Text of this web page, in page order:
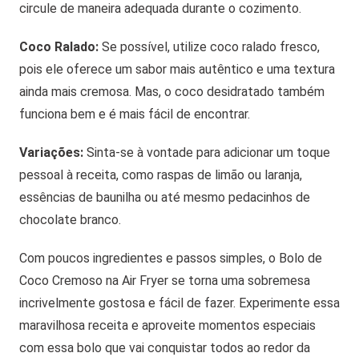
circule de maneira adequada durante o cozimento.
Coco Ralado: Se possível, utilize coco ralado fresco,
pois ele oferece um sabor mais autêntico e uma textura
ainda mais cremosa. Mas, o coco desidratado também
funciona bem e é mais fácil de encontrar.
Variações: Sinta-se à vontade para adicionar um toque
pessoal à receita, como raspas de limão ou laranja,
essências de baunilha ou até mesmo pedacinhos de
chocolate branco.
Com poucos ingredientes e passos simples, o Bolo de
Coco Cremoso na Air Fryer se torna uma sobremesa
incrivelmente gostosa e fácil de fazer. Experimente essa
maravilhosa receita e aproveite momentos especiais
com essa bolo que vai conquistar todos ao redor da